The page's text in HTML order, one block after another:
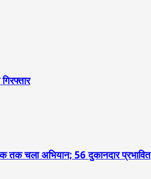
तक चला अभियान; 56 दुकानदार प्रभावित